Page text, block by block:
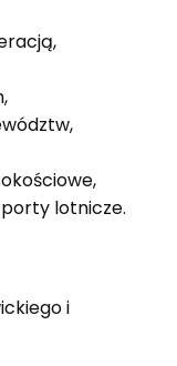
lotnicze.
i